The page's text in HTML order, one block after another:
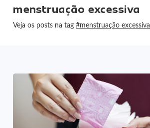
menstruação excessiva
Veja os posts na tag#menstruação excessiva